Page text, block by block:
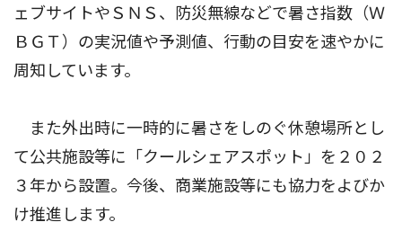
ェブサイトやＳＮＳ、防災無線などで暑さ指数（Ｗ
ＢＧＴ）の実況値や予測値、行動の目安を速やかに
周知しています。
また外出時に一時的に暑さをしのぐ休憩場所とし
て公共施設等に「クールシェアスポット」を２０２
３年から設置。今後、商業施設等にも協力をよびか
け推進します。